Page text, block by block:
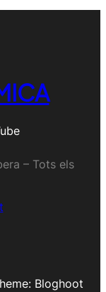
– Tots els
Bloghoot